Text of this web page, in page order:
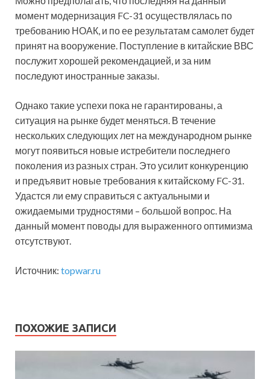
момент модернизация FC-31 осуществлялась по
требованию НОАК, и по ее результатам самолет будет
принят на вооружение. Поступление в китайские ВВС
послужит хорошей рекомендацией, и за ним
последуют иностранные заказы.
Однако такие успехи пока не гарантированы, а
ситуация на рынке будет меняться. В течение
нескольких следующих лет на международном рынке
могут появиться новые истребители последнего
поколения из разных стран. Это усилит конкуренцию
и предъявит новые требования к китайскому FC-31.
Удастся ли ему справиться с актуальными и
ожидаемыми трудностями – большой вопрос. На
данный момент поводы для выраженного оптимизма
отсутствуют.
Источник: topwar.ru
ПОХОЖИЕ ЗАПИСИ